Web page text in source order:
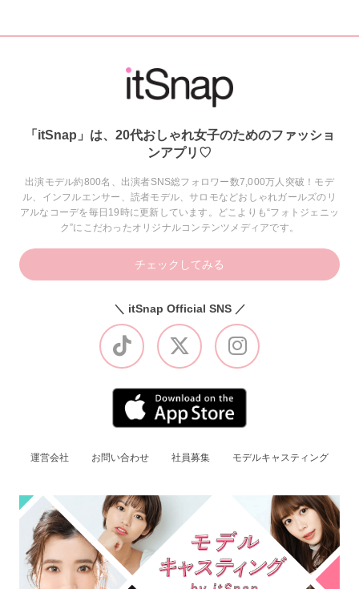
「itSnap」は、20代おしゃれ女子のためのファッショ
ンアプリ♡
出演モデル約800名、出演者SNS総フォロワー数7,000万人突破！モデ
ル、インフルエンサー、読者モデル、サロモなどおしゃれガールズのリ
アルなコーデを毎日19時に更新しています。どこよりも“フォトジェニッ
ク”にこだわったオリジナルコンテンツメディアです。
チェックしてみる
＼ itSnap Official SNS ／
運営会社 お問い合わせ 社員募集 モデルキャスティング